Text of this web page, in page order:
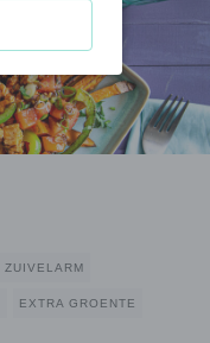
ZUIVELARM
EXTRA GROENTE